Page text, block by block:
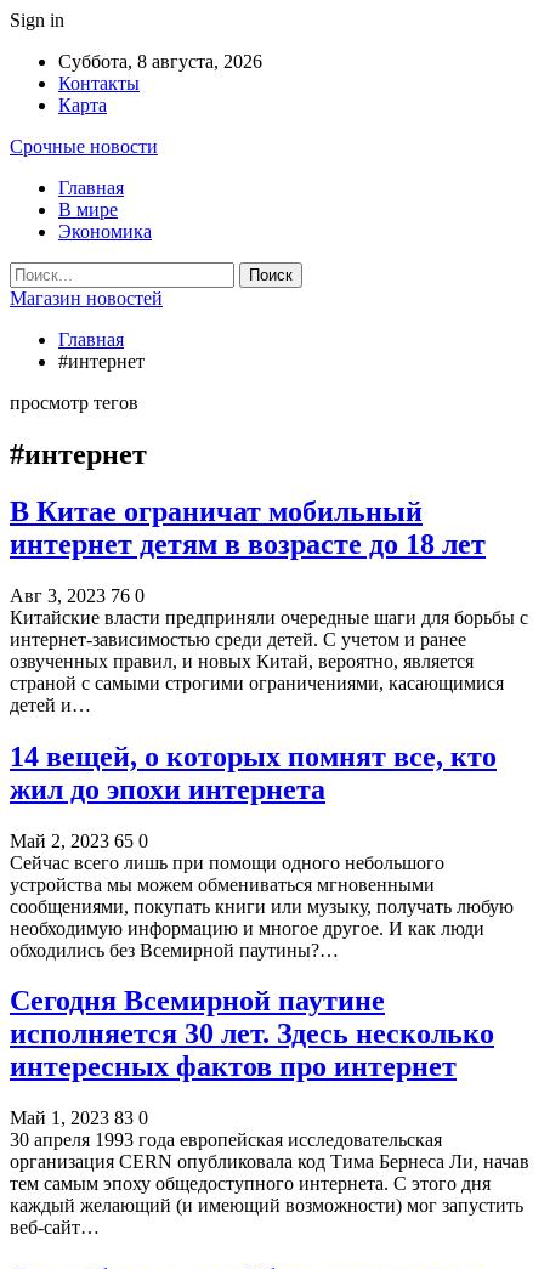
Sign in
Суббота, 8 августа, 2026
Контакты
Карта
Срочные новости
Главная
В мире
Экономика
Магазин новостей
Главная
#интернет
просмотр тегов
#интернет
В Китае ограничат мобильный
интернет детям в возрасте до 18 лет
Авг 3, 2023 76 0
Китайские власти предприняли очередные шаги для борьбы с
интернет-зависимостью среди детей. С учетом и ранее
озвученных правил, и новых Китай, вероятно, является
страной с самыми строгими ограничениями, касающимися
детей и…
14 вещей, о которых помнят все, кто
жил до эпохи интернета
Май 2, 2023 65 0
Сейчас всего лишь при помощи одного небольшого
устройства мы можем обмениваться мгновенными
сообщениями, покупать книги или музыку, получать любую
необходимую информацию и многое другое. И как люди
обходились без Всемирной паутины?…
Сегодня Всемирной паутине
исполняется 30 лет. Здесь несколько
интересных фактов про интернет
Май 1, 2023 83 0
30 апреля 1993 года европейская исследовательская
организация CERN опубликовала код Тима Бернеса Ли, начав
тем самым эпоху общедоступного интернета. С этого дня
каждый желающий (и имеющий возможности) мог запустить
веб-сайт…